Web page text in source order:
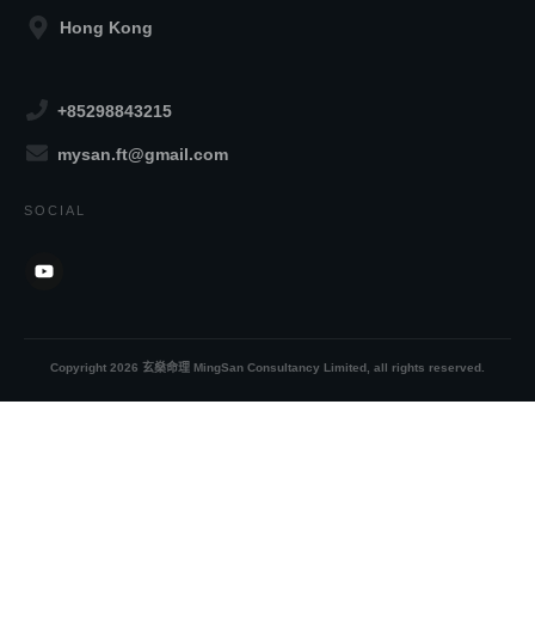
Hong Kong
+85298843215
mysan.ft@gmail.com
SOCIAL
Copyright 2026 玄燊命理 MingSan Consultancy Limited , all rights reserved.